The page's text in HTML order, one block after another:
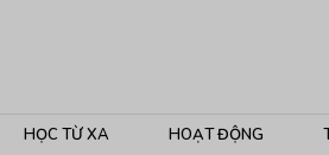
HỌC TỪ XA HOẠT ĐỘNG